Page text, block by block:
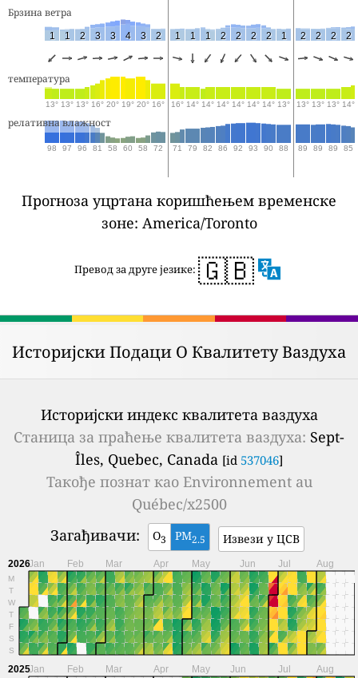
Брзина ветра
1 1 2 3 3 4 3 2 1 1 1 2 2 2 2 1 2 2 2 2
температура
13° 13° 13° 16° 20° 19° 20° 16° 16° 14° 14° 14° 14° 14° 14° 13° 13° 13° 13° 14°
релативна влажност
98 97 96 81 58 60 58 72 71 79 82 86 92 93 90 88 89 89 89 85
Прогноза уцртана коришћењем временске
зоне: America/Toronto
Превод за друге језике: 🇬🇧
Историјски Подаци О Квалитету Ваздуха
Историјски индекс квалитета ваздуха
Станица за праћење квалитета ваздуха: Sept-
Îles, Quebec, Canada [id 537046]
Такође познат каоEnvironnement au
Québec/x2500
Загађивачи:
O3 PM2.5 Извези у ЦСВ
2026
M
T
W
T
F
S
S
Jan Feb Mar Apr May Jun Jul Aug
2025Jan Feb Mar Apr May Jun Jul Aug